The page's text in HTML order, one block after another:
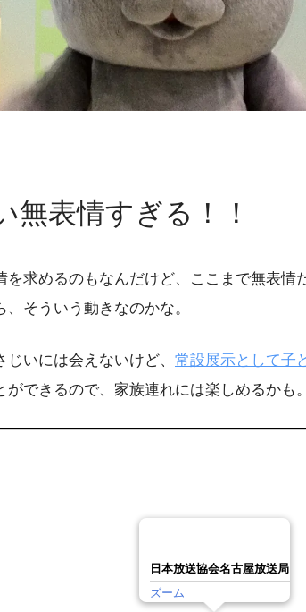
無表情すぎる！！
を求めるのもなんだけど、ここまで無表情
、そういう動きなのかな。
いには会えないけど、 常設展示として子
ができるので、家族連れには楽しめるかも。
日本放送協会名古屋放送局‎
ズーム